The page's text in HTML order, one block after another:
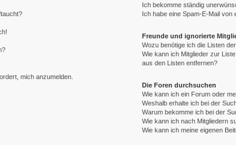
mich anzumelden.
Ich bekomme ständig
Ich habe eine Spam-E-Mail von
Freunde und ignorierte
Wozu benötige ich die Listen
Wie kann ich Mitglieder zur
aus den Listen entfernen?
Die Foren durchsuchen
Wie kann ich ein Forum oder
Weshalb erhalte ich bei der
Warum bekomme ich bei der
Wie kann ich nach Mitgliedern
Wie kann ich meine eigenen